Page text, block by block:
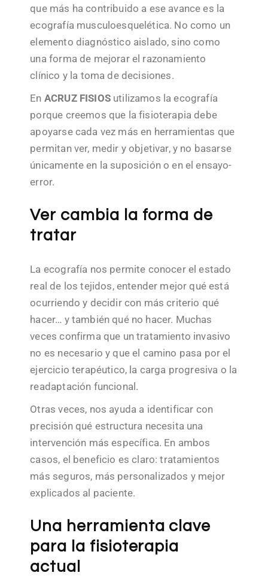
que más ha contribuido a ese avance es la
ecografía musculoesquelética. No como un
elemento diagnóstico aislado, sino como
una forma de mejorar el razonamiento
clínico y la toma de decisiones.
En ACRUZ FISIOSutilizamos la ecografía
porque creemos que la fisioterapia debe
apoyarse cada vez más en herramientas que
permitan ver, medir y objetivar, y no basarse
únicamente en la suposición o en el ensayo-
error.
Ver cambia la forma de
tratar
La ecografía nos permite conocer el estado
real de los tejidos, entender mejor qué está
ocurriendo y decidir con más criterio qué
hacer… y también qué no hacer. Muchas
veces confirma que un tratamiento invasivo
no es necesario y que el camino pasa por el
ejercicio terapéutico, la carga progresiva o la
readaptación funcional.
Otras veces, nos ayuda a identificar con
precisión qué estructura necesita una
intervención más específica. En ambos
casos, el beneficio es claro: tratamientos
más seguros, más personalizados y mejor
explicados al paciente.
Una herramienta clave
para la fisioterapia
actual